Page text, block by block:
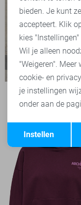
Terug
bieden. Je kunt
accepteert. Klik
kies
Wil je alleen
"Weigeren". Meer
cookie- en
je instellingen
onder aan de
Instellen